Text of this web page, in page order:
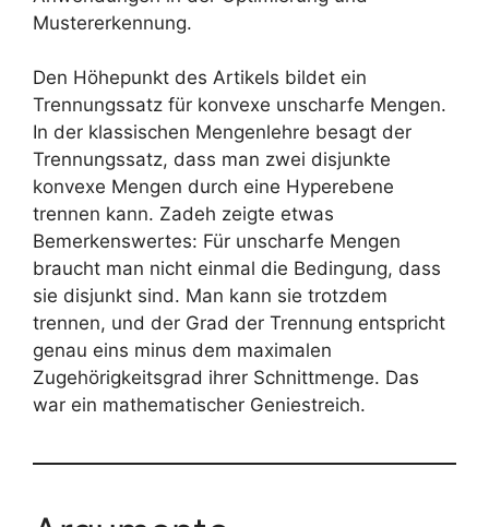
Mustererkennung.
Den Höhepunkt des Artikels bildet ein
Trennungssatz für konvexe unscharfe Mengen.
In der klassischen Mengenlehre besagt der
Trennungssatz, dass man zwei disjunkte
konvexe Mengen durch eine Hyperebene
trennen kann. Zadeh zeigte etwas
Bemerkenswertes: Für unscharfe Mengen
braucht man nicht einmal die Bedingung, dass
sie disjunkt sind. Man kann sie trotzdem
trennen, und der Grad der Trennung entspricht
genau eins minus dem maximalen
Zugehörigkeitsgrad ihrer Schnittmenge. Das
war ein mathematischer Geniestreich.